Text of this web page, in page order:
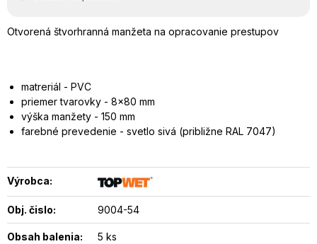
Otvorená štvorhranná manžeta na opracovanie prestupov
matreriál - PVC
priemer tvarovky - 8x80 mm
výška manžety - 150 mm
farebné prevedenie - svetlo sivá (približne RAL 7047)
Výrobca:
Obj. čislo: 9004-54
Obsah balenia:
5 ks